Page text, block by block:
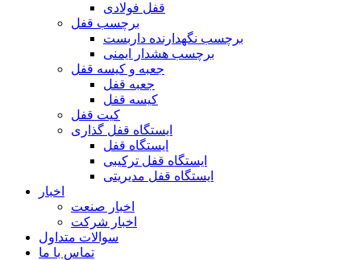
قفل فولادی
برچسب قفل
برچسب نگهدارنده داربست
برچسب هشدار ایمنی
جعبه و کیسه قفل
جعبه قفل
کیسه قفل
کیت قفل
ایستگاه قفل گذاری
ایستگاه قفل
ایستگاه قفل ترکیبی
ایستگاه قفل مدیریتی
اخبار
اخبار صنعت
اخبار شرکت
سوالات متداول
تماس با ما